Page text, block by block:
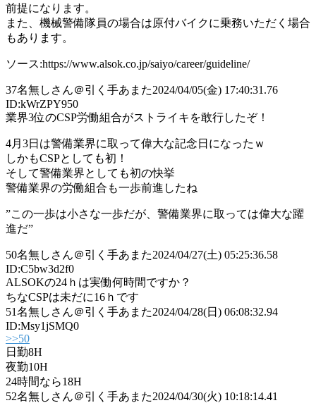
前提になります。
また、機械警備隊員の場合は原付バイクに乗務いただく場合
もあります。
ソース:https://www.alsok.co.jp/saiyo/career/guideline/
37名無しさん＠引く手あまた2024/04/05(金) 17:40:31.76
ID:kWrZPY950
業界3位のCSP労働組合がストライキを敢行したぞ！
4月3日は警備業界に取って偉大な記念日になったｗ
しかもCSPとしても初！
そして警備業界としても初の快挙
警備業界の労働組合も一歩前進したね
”この一歩は小さな一歩だが、警備業界に取っては偉大な躍
進だ”
50名無しさん＠引く手あまた2024/04/27(土) 05:25:36.58
ID:C5bw3d2f0
ALSOKの24ｈは実働何時間ですか？
ちなCSPは未だに16ｈです
51名無しさん＠引く手あまた2024/04/28(日) 06:08:32.94
ID:Msy1jSMQ0
>>50
日勤8H
夜勤10H
24時間なら18H
52名無しさん＠引く手あまた2024/04/30(火) 10:18:14.41